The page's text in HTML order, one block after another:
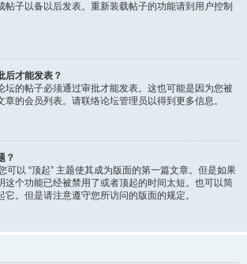
帖子以备以后发表。重新装载帖子的功能请到用户控制
后才能发表？
坛的帖子必须通过审批才能发表。这也可能是因为您被
的会员列表。请联络论坛管理员以得到更多信息。
？
可以 “顶起” 主题使其成为版面的第一篇文章。但是如果
这个功能已经被禁用了或者顶起的时间太短。也可以简
。但是请注意遵守您所访问的版面的规定。